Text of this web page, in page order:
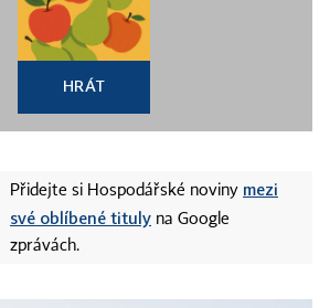
HRÁT
Přidejte si Hospodářské noviny mezi
své oblíbené tituly na Google
zprávách.